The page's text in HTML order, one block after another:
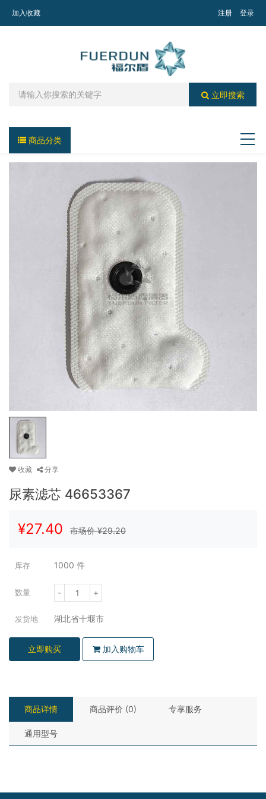
加入收藏 注册 登录
立即搜索
商品分类
收藏 分享
尿素滤芯 46653367
¥27.40 市场价 ¥29.20
库存 1000 件
数量 - +
发货地 湖北省十堰市
立即购买 加入购物车
商品详情 商品评价 (0) 专享服务
通用型号